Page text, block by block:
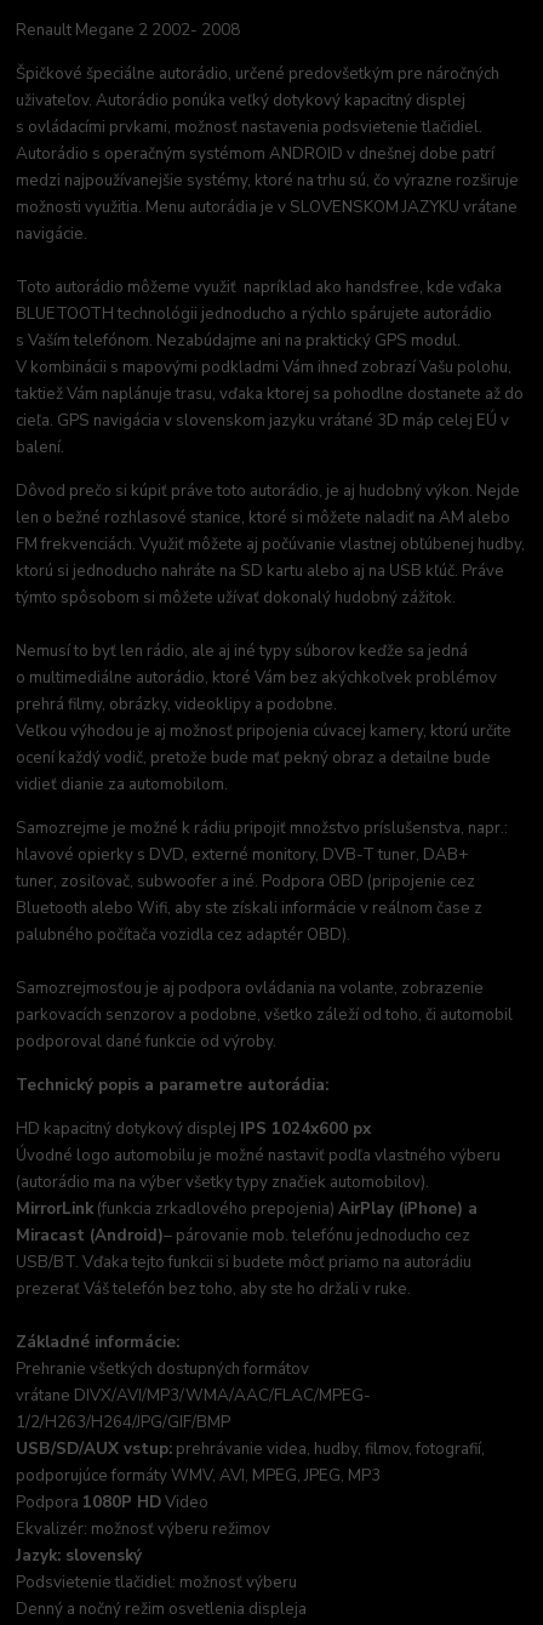
Renault Megane 2 2002- 2008
Špičkové špeciálne autorádio, určené predovšetkým pre náročných
uživateľov. Autorádio ponúka veľký dotykový kapacitný displej
s ovládacími prvkami, možnosť nastavenia podsvietenie tlačidiel.
Autorádio s operačným systémom ANDROID v dnešnej dobe patrí
medzi najpoužívanejšie systémy, ktoré na trhu sú, čo výrazne rozširuje
možnosti využitia. Menu autorádia je v SLOVENSKOM JAZYKU vrátane
navigácie.
Toto autorádio môžeme využiť napríklad ako handsfree, kde vďaka
BLUETOOTH technológii jednoducho a rýchlo spárujete autorádio
s Vaším telefónom. Nezabúdajme ani na praktický GPS modul.
V kombinácii s mapovými podkladmi Vám ihneď zobrazí Vašu polohu,
taktiež Vám naplánuje trasu, vďaka ktorej sa pohodlne dostanete až do
cieľa. GPS navigácia v slovenskom jazyku vrátané 3D máp celej EÚ v
balení.
Dôvod prečo si kúpiť práve toto autorádio, je aj hudobný výkon. Nejde
len o bežné rozhlasové stanice, ktoré si môžete naladiť na AM alebo
FM frekvenciách. Využiť môžete aj počúvanie vlastnej obľúbenej hudby,
ktorú si jednoducho nahráte na SD kartu alebo aj na USB kľúč. Práve
týmto spôsobom si môžete užívať dokonalý hudobný zážitok.
Nemusí to byť len rádio, ale aj iné typy súborov keďže sa jedná
o multimediálne autorádio, ktoré Vám bez akýchkoľvek problémov
prehrá filmy, obrázky, videoklipy a podobne.
Veľkou výhodou je aj možnosť pripojenia cúvacej kamery, ktorú určite
ocení každý vodič, pretože bude mať pekný obraz a detailne bude
vidieť dianie za automobilom.
Samozrejme je možné k rádiu pripojiť množstvo príslušenstva, napr.:
hlavové opierky s DVD, externé monitory, DVB-T tuner, DAB+
tuner, zosiľovač, subwoofer a iné. Podpora OBD (pripojenie cez
Bluetooth alebo Wifi, aby ste získali informácie v reálnom čase z
palubného počítača vozidla cez adaptér OBD).
Samozrejmosťou je aj podpora ovládania na volante, zobrazenie
parkovacích senzorov a podobne, všetko záleží od toho, či automobil
podporoval dané funkcie od výroby.
Technický popis a parametre autorádia:
HD kapacitný dotykový displej IPS 1024x600 px
Úvodné logo automobilu je možné nastaviť podľa vlastného výberu
(autorádio ma na výber všetky typy značiek automobilov).
MirrorLink (funkcia zrkadlového prepojenia)AirPlay (iPhone) a
Miracast (Android)– párovanie mob. telefónu jednoducho cez
USB/BT. Vďaka tejto funkcii si budete môcť priamo na autorádiu
prezerať Váš telefón bez toho, aby ste ho držali v ruke.
Základné informácie:
Prehranie všetkých dostupných formátov
vrátane DIVX/AVI/MP3/WMA/AAC/FLAC/MPEG-
1/2/H263/H264/JPG/GIF/BMP
USB/SD/AUX vstup: prehrávanie videa, hudby, filmov, fotografií,
podporujúce formáty WMV, AVI, MPEG, JPEG, MP3
Podpora 1080P HDVideo
Ekvalizér: možnosť výberu režimov
Jazyk: slovenský
Podsvietenie tlačidiel: možnosť výberu
Denný a nočný režim osvetlenia displeja